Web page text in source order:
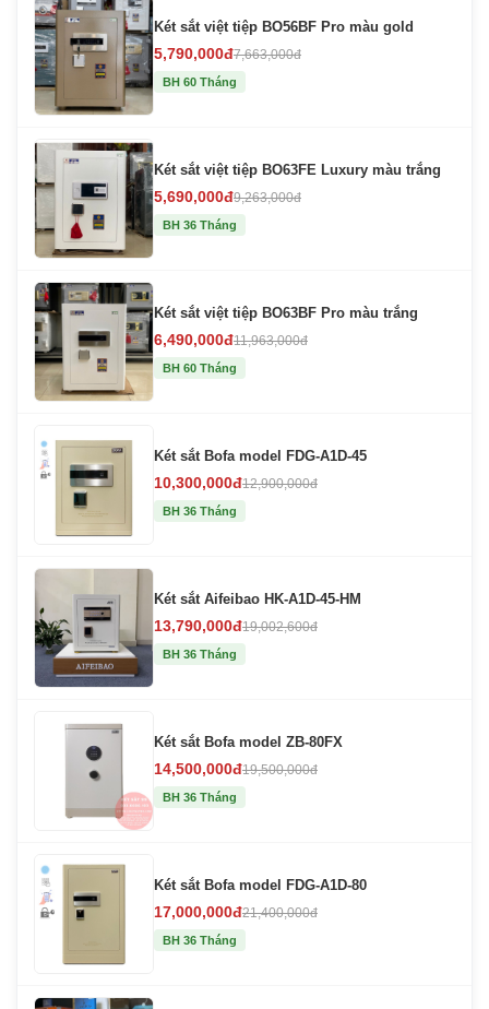
Két sắt việt tiệp BO56BF Pro màu gold
5,790,000đ7,663,000đ
BH 60 Tháng
Két sắt việt tiệp BO63FE Luxury màu trắng
5,690,000đ9,263,000đ
BH 36 Tháng
Két sắt việt tiệp BO63BF Pro màu trắng
6,490,000đ11,963,000đ
BH 60 Tháng
Két sắt Bofa model FDG-A1D-45
10,300,000đ12,900,000đ
BH 36 Tháng
Két sắt Aifeibao HK-A1D-45-HM
13,790,000đ19,002,600đ
BH 36 Tháng
Két sắt Bofa model ZB-80FX
14,500,000đ19,500,000đ
BH 36 Tháng
Két sắt Bofa model FDG-A1D-80
17,000,000đ21,400,000đ
BH 36 Tháng